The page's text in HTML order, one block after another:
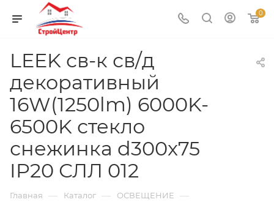
0
LEEK св-к св/д
декоративный
16W(1250lm) 6000K-
6500K стекло
снежинка d300x75
IP20 СЛЛ 012
Главная — Каталог — ОСВЕЩЕНИЕ —